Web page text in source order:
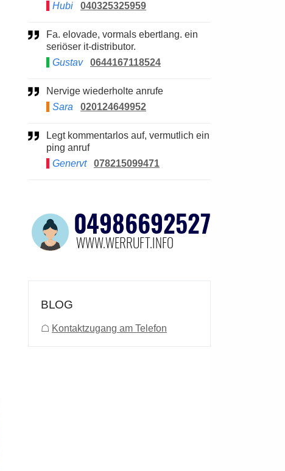
Hubi
040325325959
Fa. elovade, vormals ebertlang. ein
seriöser it-distributor.
Gustav
0644167118524
Nervige wiederholte anrufe
Sara
020124649952
Legt kommentarlos auf, vermutlich ein
ping anruf
Genervt
078215099471
BLOG
☖ Kontaktzugang am Telefon